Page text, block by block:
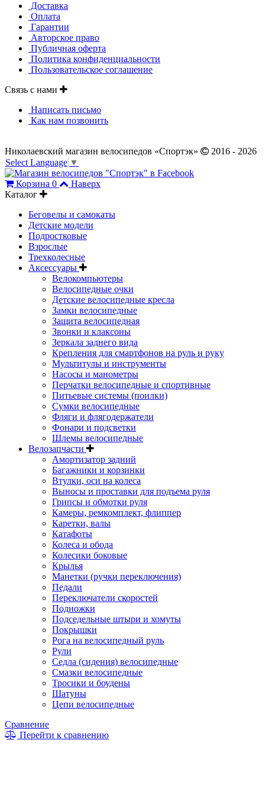
Доставка
Оплата
Гарантии
Авторское право
Публичная оферта
Политика конфиденциальности
Пользовательское соглашение
Связь с нами
Написать письмо
Как нам позвонить
Николаевский магазин велосипедов «Спортэк»
2016 - 2026
Select Language ▼
Корзина 0
Наверх
Каталог
Беговелы и самокаты
Детские модели
Подростковые
Взрослые
Трехколесные
Аксессуары
Велокомпьютеры
Велосипедные очки
Детские велосипедные кресла
Замки велосипедные
Защита велосипедная
Звонки и клаксоны
Зеркала заднего вида
Крепления для смартфонов на руль и руку
Мультитулы и инструменты
Насосы и манометры
Перчатки велосипедные и спортивные
Питьевые системы (поилки)
Сумки велосипедные
Фляги и флягодержатели
Фонари и подсветки
Шлемы велосипедные
Велозапчасти
Амортизатор задний
Багажники и корзинки
Втулки, оси на колеса
Выносы и проставки для подъема руля
Грипсы и обмотки руля
Камеры, ремкомплект, флиппер
Каретки, валы
Катафоты
Колеса и обода
Колесики боковые
Крылья
Манетки (ручки переключения)
Педали
Переключатели скоростей
Подножки
Подседельные штыри и хомуты
Покрышки
Рога на велосипедный руль
Рули
Седла (сидения) велосипедные
Смазки велосипедные
Тросики и боудены
Шатуны
Цепи велосипедные
Сравнение
Перейти к сравнению